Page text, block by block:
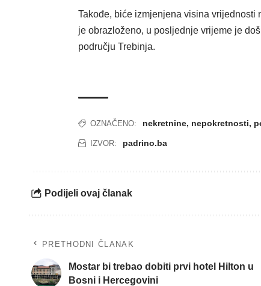
Takođe, biće izmjenjena visina
je obrazloženo, u posljednje vrijeme je
području Trebinja.
OZNAČENO: nekretnine, nepokretnosti,
IZVOR: padrino.ba
Podijeli ovaj članak
PRETHODNI ČLANAK
Mostar bi trebao dobiti prvi hotel Hilton u
Bosni i Hercegovini